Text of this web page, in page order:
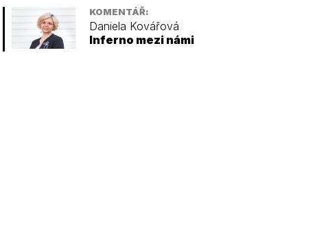
KOMENTÁŘ:
Daniela Kovářová
Inferno mezi námi